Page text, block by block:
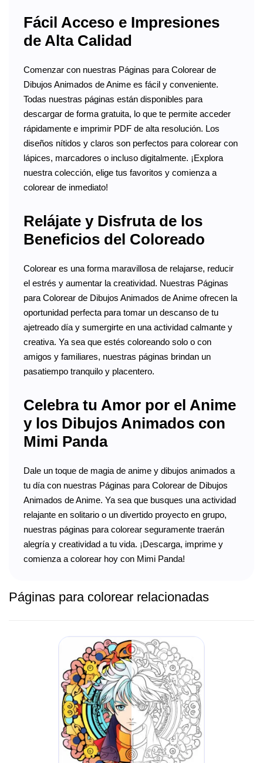
Fácil Acceso e Impresiones
de Alta Calidad
Comenzar con nuestras Páginas para Colorear de
Dibujos Animados de Anime es fácil y conveniente.
Todas nuestras páginas están disponibles para
descargar de forma gratuita, lo que te permite acceder
rápidamente e imprimir PDF de alta resolución. Los
diseños nítidos y claros son perfectos para colorear con
lápices, marcadores o incluso digitalmente. ¡Explora
nuestra colección, elige tus favoritos y comienza a
colorear de inmediato!
Relájate y Disfruta de los
Beneficios del Coloreado
Colorear es una forma maravillosa de relajarse, reducir
el estrés y aumentar la creatividad. Nuestras Páginas
para Colorear de Dibujos Animados de Anime ofrecen la
oportunidad perfecta para tomar un descanso de tu
ajetreado día y sumergirte en una actividad calmante y
creativa. Ya sea que estés coloreando solo o con
amigos y familiares, nuestras páginas brindan un
pasatiempo tranquilo y placentero.
Celebra tu Amor por el Anime
y los Dibujos Animados con
Mimi Panda
Dale un toque de magia de anime y dibujos animados a
tu día con nuestras Páginas para Colorear de Dibujos
Animados de Anime. Ya sea que busques una actividad
relajante en solitario o un divertido proyecto en grupo,
nuestras páginas para colorear seguramente traerán
alegría y creatividad a tu vida. ¡Descarga, imprime y
comienza a colorear hoy con Mimi Panda!
Páginas para colorear relacionadas